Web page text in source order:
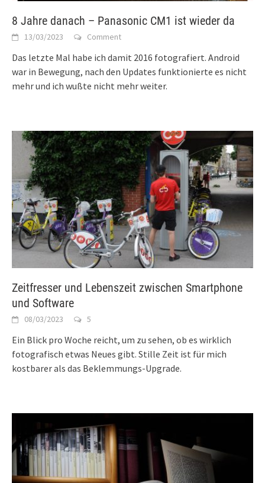
8 Jahre danach – Panasonic CM1 ist wieder da
13/03/2023 Comment
Das letzte Mal habe ich damit 2016 fotografiert. Android
war in Bewegung, nach den Updates funktionierte es nicht
mehr und ich wußte nicht mehr weiter.
Zeitfresser und Lebenszeit zwischen Smartphone
und Software
08/03/2023 5
Ein Blick pro Woche reicht, um zu sehen, ob es wirklich
fotografisch etwas Neues gibt. Stille Zeit ist für mich
kostbarer als das Beklemmungs-Upgrade.